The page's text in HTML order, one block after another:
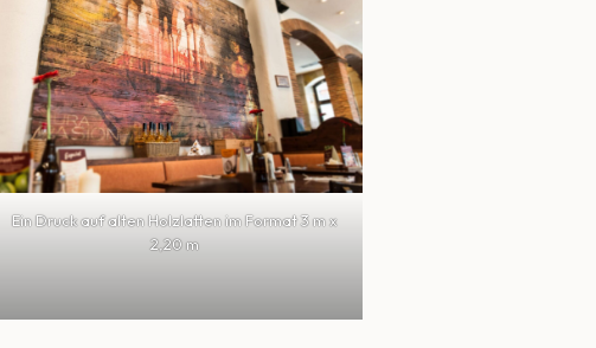
Ein Druck auf alten Holzlatten im Format 3 m x
2,20 m